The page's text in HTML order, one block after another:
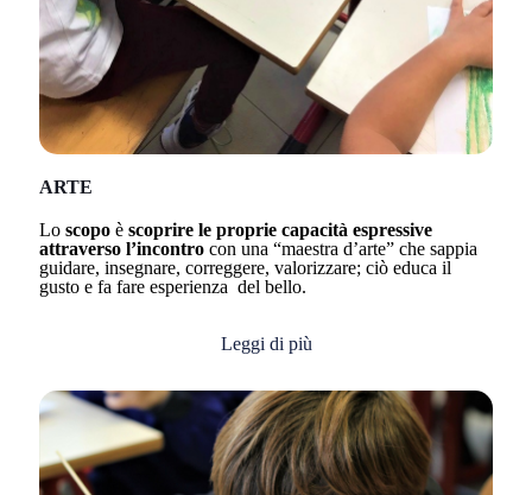
ARTE
Lo scopo è scoprire le proprie capacità espressive
attraverso l’incontro con una “maestra d’arte” che sappia
guidare, insegnare, correggere, valorizzare; ciò educa il
gusto e fa fare esperienza del bello.
Leggi di più